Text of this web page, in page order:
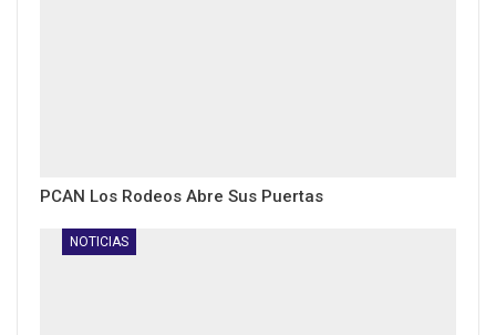
PCAN Los Rodeos Abre Sus Puertas
NOTICIAS